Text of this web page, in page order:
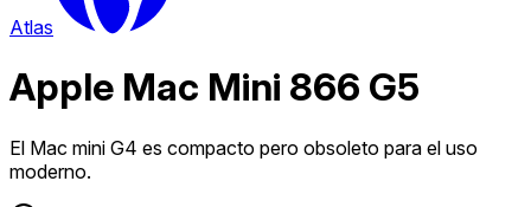
Atlas
Apple Mac Mini 866 G5
El Mac mini G4 es compacto pero obsoleto para el uso
moderno.